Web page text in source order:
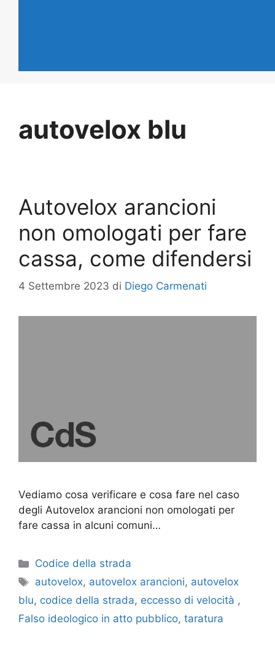
autovelox blu
Autovelox arancioni
non omologati per fare
cassa, come difendersi
4 Settembre 2023 di Diego Carmenati
Vediamo cosa verificare e cosa fare nel caso
degli Autovelox arancioni non omologati per
fare cassa in alcuni comuni…
Categorie
Codice della strada
Tag
autovelox, autovelox arancioni, autovelox
blu, codice della strada, eccesso di velocità ,
Falso ideologico in atto pubblico, taratura